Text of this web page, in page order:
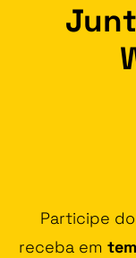
Participe
receba em